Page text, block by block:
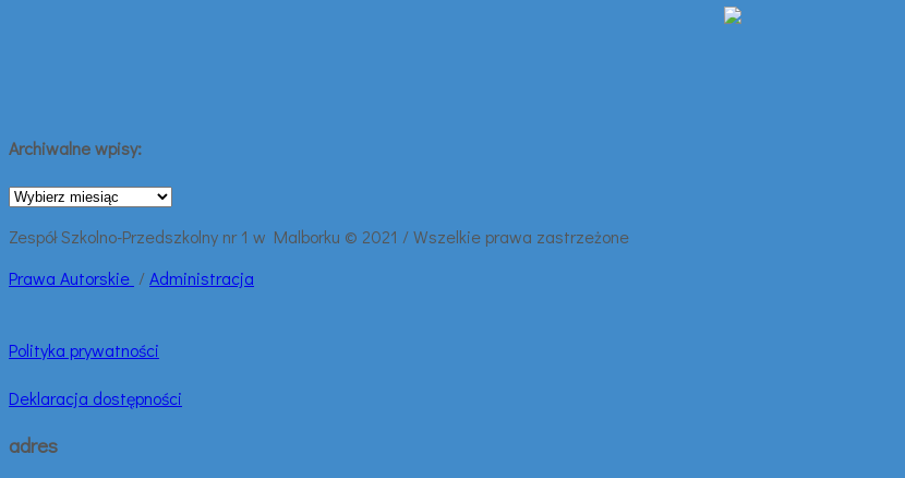
Archiwalne wpisy:
Archiwalne
Zespół Szkolno-Przedszkolny nr 1 w Malborku © 2021 / Wszelkie prawa zastrzeżone
Prawa Autorskie /Administracja
Polityka prywatności
Deklaracja dostępności
adres